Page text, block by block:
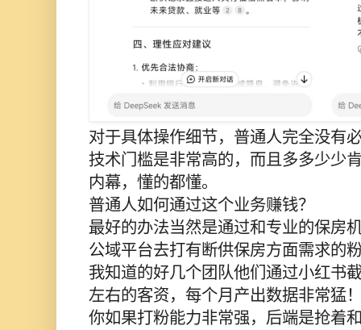
对于具体操作细节，普通人完全没有
技术门槛是非常高的，而且多多少少
内幕，懂的都懂。
普通人如何通过这个业务赚钱？
最好的办法当然是通过和专业的保房
公域平台去打有断供保房方面需求的
我知道的好几个团队他们通过小红书
左右的客资，每个月产出数据非常猛
你如果打粉能力非常强，后端是抢着